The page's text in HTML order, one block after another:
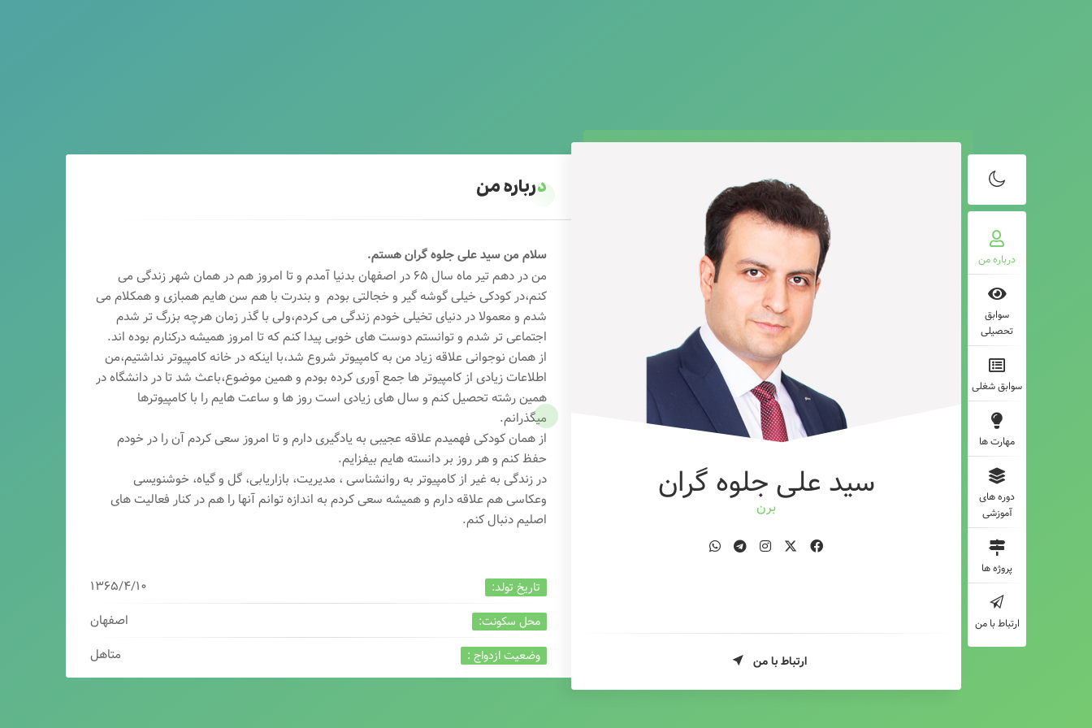
درباره من
سوابق
تحصیلی
سوابق شغلی
مهارت ها
دوره های
آموزشی
پروژه ها
ارتباط با من
سید علی جلوه گران
طر
ارتباط با من
درباره من
سلام من سید علی جلوه گران هستم.
من در دهم تیر ماه سال ۶۵ در اصفهان بدنیا آمدم و تا امروز هم در همان شهر زندگی می
کنم،در کودکی خیلی گوشه گیر و خجالتی بودم و بندرت با هم سن هایم همبازی و همکلام می
شدم و معمولا در دنیای تخیلی خودم زندگی می کردم،ولی با گذر زمان هرچه بزرگ تر شدم
اجتماعی تر شدم و توانستم دوست های خوبی پیدا کنم که تا امروز همیشه درکنارم بوده اند.
از همان نوجوانی علاقه زیاد من به کامپیوتر شروع شد،با اینکه در خانه کامپیوتر نداشتیم،من
اطلاعات زیادی از کامپیوتر ها جمع آوری کرده بودم و همین موضوع،باعث شد تا در دانشگاه در
همین رشته تحصیل کنم و سال های زیادی است روز ها و ساعت هایم را با کامپیوترها
میگذرانم.
از همان کودکی فهمیدم علاقه عجیبی به یادگیری دارم و تا امروز سعی کردم آن را در خودم
حفظ کنم و هر روز بر دانسته هایم بیفزایم.
در زندگی به غیر از کامپیوتر به روانشناسی ، مدیریت، بازاریابی، گل و گیاه، خوشنویسی
وعکاسی هم علاقه دارم و همیشه سعی کردم به اندازه توانم آنها را هم در کنار فعالیت های
اصلیم دنبال کنم.
تاریخ تولد: ۱۳۶۵/۴/۱۰
محل سکونت: اصفهان
وضعیت ازدواج : متاهل